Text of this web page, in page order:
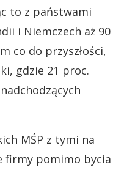
to z państwami
i Niemczech aż 90
co do przyszłości,
gdzie 21 proc.
MŚP z tymi na
firmy pomimo bycia